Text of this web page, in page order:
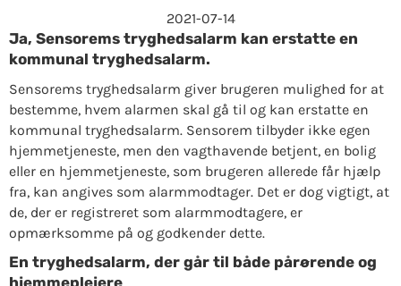
2021-07-14
Ja, Sensorems tryghedsalarm kan erstatte en
kommunal tryghedsalarm.
Sensorems tryghedsalarm giver brugeren mulighed for at
bestemme, hvem alarmen skal gå til og kan erstatte en
kommunal tryghedsalarm. Sensorem tilbyder ikke egen
hjemmetjeneste, men den vagthavende betjent, en bolig
eller en hjemmetjeneste, som brugeren allerede får hjælp
fra, kan angives som alarmmodtager. Det er dog vigtigt, at
de, der er registreret som alarmmodtagere, er
opmærksomme på og godkender dette.
En tryghedsalarm, der går til både pårørende og
hjemmeplejere